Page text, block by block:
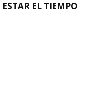
EL TIEMPO